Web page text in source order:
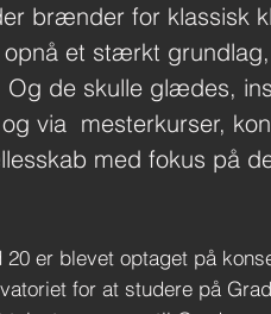
brænder for klassisk
et stærkt
Og de skulle glædes,
via mesterkurser,
med fokus på
er blevet optaget på
for at studere på